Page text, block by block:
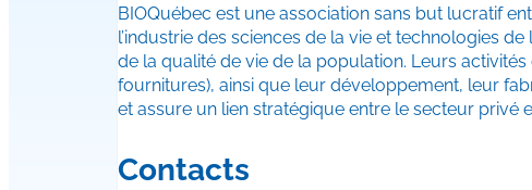
BIOQuébec est une association sans but lucratif
l’industrie des sciences de la vie et technologies
de la qualité de vie de la population. Leurs
fournitures), ainsi que leur développement, leur
et assure un lien stratégique entre le secteur privé
Contacts